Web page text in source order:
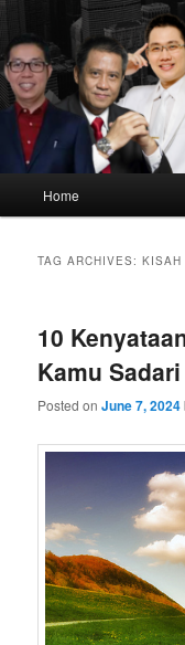
Home
TAG ARCHIVES:KISAH
10
Kamu
Posted onJune 7, 2024